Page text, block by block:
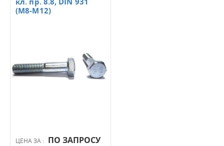
ЦЕНА ЗА : ПО ЗАПРОСУ
(М8-М12)